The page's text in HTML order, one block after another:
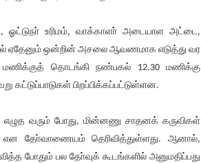
ஓட்டுநா் உரிமம், வாக்காளா் அடையாள அட்டை,
ஏதேனும் ஒன்றின் அசலை ஆவணமாக எடுத்து வர
தொடங்கி நண்பகல் 12.30 மணிக்கு
கட்டுப்பாடுகள் பிறப்பிக்கப்பட்டுள்ளன.
எழுத வரும் போது, மின்னணு சாதனக் கருவிகள்
என தோ்வாணையம் தெரிவித்துள்ளது. ஆனால்,
போதும் பல தோ்வுக் கூடங்களில் அனுமதிப்பது